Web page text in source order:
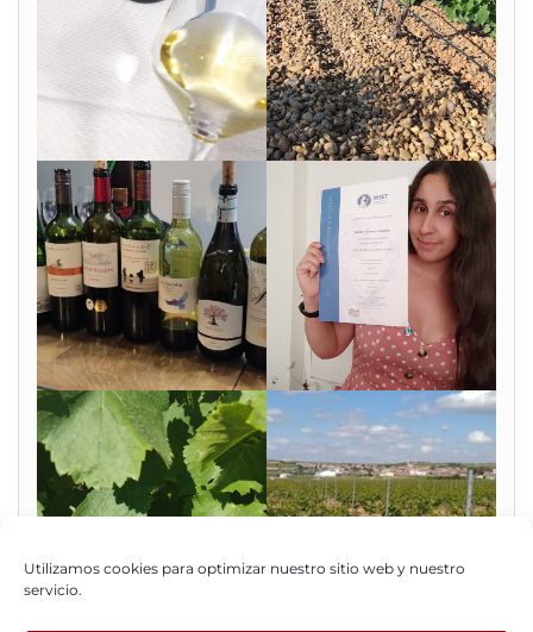
Utilizamos cookies para optimizar nuestro sitio web y nuestro
servicio.